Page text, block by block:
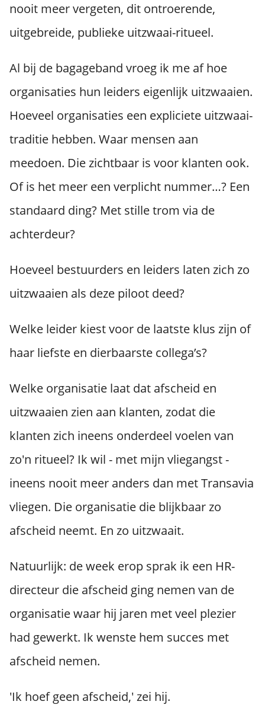
nooit meer vergeten, dit ontroerende,
uitgebreide, publieke uitzwaai-ritueel.
Al bij de bagageband vroeg ik me af hoe
organisaties hun leiders eigenlijk uitzwaaien.
Hoeveel organisaties een expliciete uitzwaai-
traditie hebben. Waar mensen aan
meedoen. Die zichtbaar is voor klanten ook.
Of is het meer een verplicht nummer…? Een
standaard ding? Met stille trom via de
achterdeur?
Hoeveel bestuurders en leiders laten zich zo
uitzwaaien als deze piloot deed?
Welke leider kiest voor de laatste klus zijn of
haar liefste en dierbaarste collega’s?
Welke organisatie laat dat afscheid en
uitzwaaien zien aan klanten, zodat die
klanten zich ineens onderdeel voelen van
zo'n ritueel? Ik wil - met mijn vliegangst -
ineens nooit meer anders dan met Transavia
vliegen. Die organisatie die blijkbaar zo
afscheid neemt. En zo uitzwaait.
Natuurlijk: de week erop sprak ik een HR-
directeur die afscheid ging nemen van de
organisatie waar hij jaren met veel plezier
had gewerkt. Ik wenste hem succes met
afscheid nemen.
'Ik hoef geen afscheid,' zei hij.